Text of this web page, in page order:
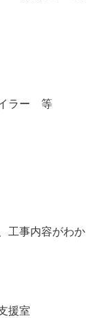
イラー 等
工事内容がわか
援室